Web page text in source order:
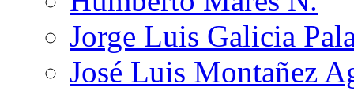
Jorge Luis Galicia
José Luis Montañez